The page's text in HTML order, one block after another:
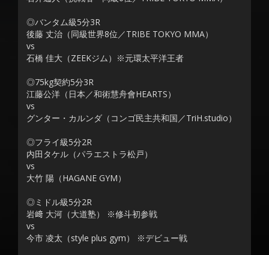
◎バンタム級5分3R
後藤 丈治（同級世界8位／TRIBE TOKYO MMA）
vs
石橋 佳大（ZEEKジム）※元環太平洋王者
◎75kg契約5分3R
江藤公洋（日本／和術慧舟會HEARTS）
vs
グンター・カルンダ（コンゴ民主共和国／TriH.studio）
◎フライ級5分2R
内田タケル（パラエストラ松戸）
vs
大竹 陽（HAGANE GYM）
◎ミドル級5分2R
岩﨑 大河（大道塾） ※修斗初参戦
vs
今市 凌太（style plus gym） ※デビュー戦